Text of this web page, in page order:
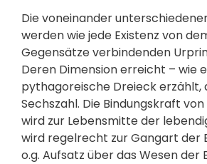
Die voneinander
werden wie jede Existenz von
Gegensätze verbindenden
Deren Dimension erreicht – wie
pythagoreische Dreieck erzählt,
Sechszahl. Die Bindungskraft von
wird zur Lebensmitte der
wird regelrecht zurGangart der
o.g. Aufsatz über das Wesen der